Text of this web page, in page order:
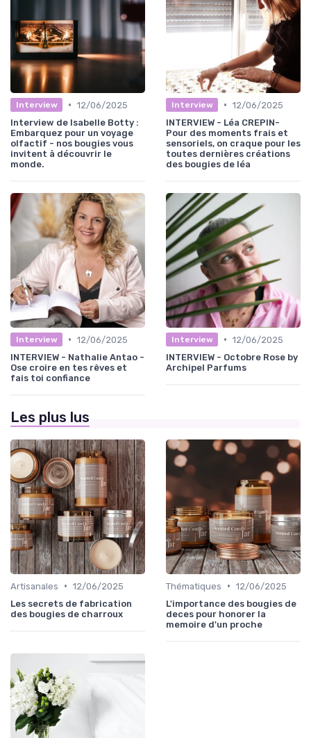
Interview • 12/06/2025
Interview de Isabelle Botty :
Embarquez pour un voyage
olfactif - nos bougies vous
invitent à découvrir le
monde.
Interview • 12/06/2025
INTERVIEW - Léa CREPIN-
Pour des moments frais et
sensoriels, on craque pour les
toutes dernières créations
des bougies de léa
Interview • 12/06/2025
INTERVIEW - Nathalie Antao -
Ose croire en tes rêves et
fais toi confiance
Interview • 12/06/2025
INTERVIEW - Octobre Rose by
Archipel Parfums
Les plus lus
Artisanales • 12/06/2025
Les secrets de fabrication
des bougies de charroux
Thématiques • 12/06/2025
L'importance des bougies de
deces pour honorer la
memoire d'un proche